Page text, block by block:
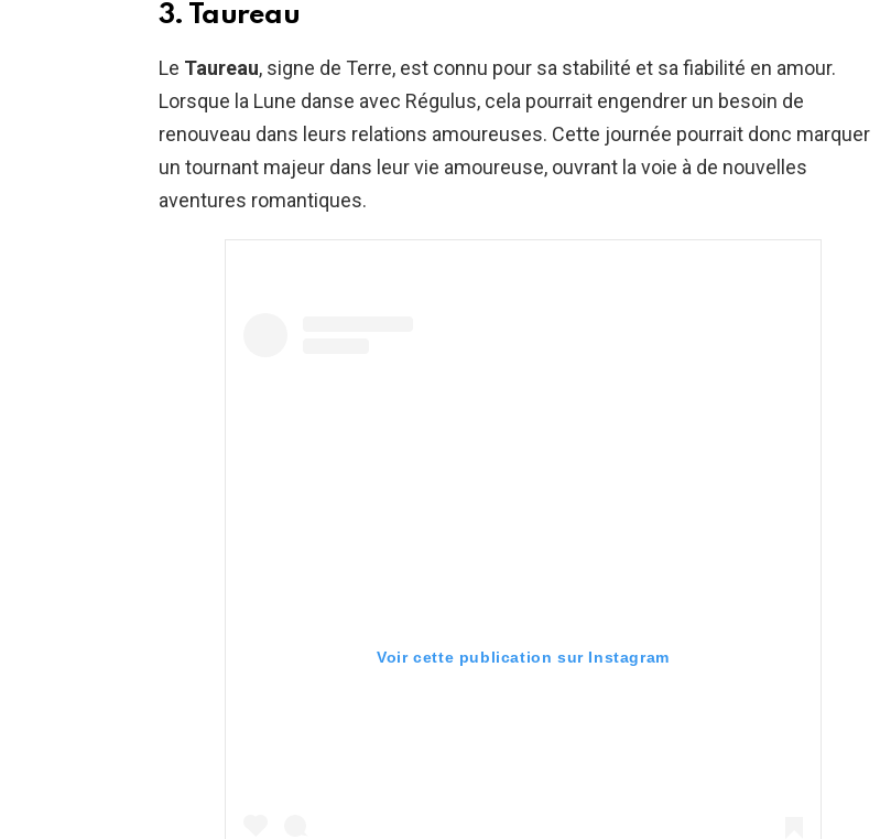
3. Taureau
Le Taureau, signe de Terre, est connu pour sa stabilité et sa fiabilité en amour.
Lorsque la Lune danse avec Régulus, cela pourrait engendrer un besoin de
renouveau dans leurs relations amoureuses. Cette journée pourrait donc marquer
un tournant majeur dans leur vie amoureuse, ouvrant la voie à de nouvelles
aventures romantiques.
Voir cette publication sur Instagram